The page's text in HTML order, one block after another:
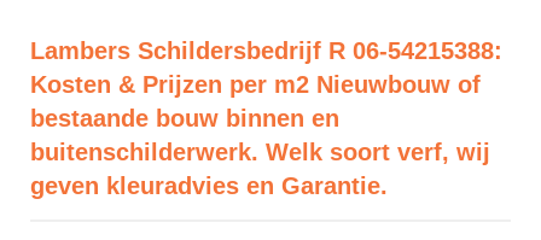
Lambers Schildersbedrijf R 06-54215388:
Kosten & Prijzen per m2 Nieuwbouw of
bestaande bouw binnen en
buitenschilderwerk. Welk soort verf, wij
geven kleuradvies en Garantie.